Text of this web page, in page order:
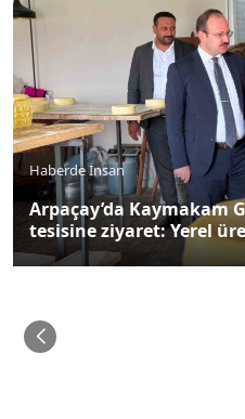
Haberde İnsan
Arpaçay’da Kaymakam
tesisine ziyaret: Yerel